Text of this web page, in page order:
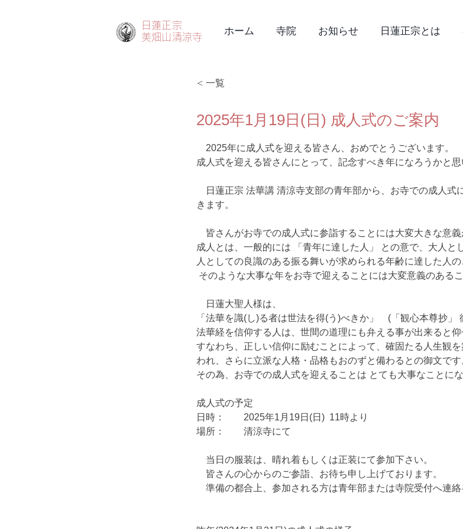
日蓮正宗
美畑山 清涼寺
ホーム 寺院 お知らせ 日蓮正宗とは
< 一覧
2025年1月19日(日) 成人式のご案内
2025年に成人式を迎える皆さん、おめでとうございます。
成人式を迎える皆さんにとって、記念すべき年になろうかと思
日蓮正宗 法華講 清涼寺支部の青年部から、お寺での成人式
きます。
皆さんがお寺での成人式に参詣することには大変大きな意義
成人とは、一般的には 「青年に達した人」 との意で、大人と
人としての良識のある振る舞いが求められる年齢に達した人の
そのような大事な年をお寺で迎えることには大変意義のある
日蓮大聖人様は、
「法華を識(し)る者は世法を得(う)べきか」　(「観心本尊抄」
法華経を信仰する人は、世間の道理にも弁える事が出来ると仰
すなわち、正しい信仰に励むことによって、確固たる人生観
われ、さらに立派な人格・品格もおのずと備わるとの御文です
その為、お寺での成人式を迎えることは とても大事なことにな
成人式の予定
日時：	2025年1月19日(日)  11時より
場所：	清涼寺にて
当日の服装は、晴れ着もしくは正装にて参加下さい。
皆さんの心からのご参詣、お待ち申し上げております。
準備の都合上、参加される方は青年部または寺院受付へ連絡